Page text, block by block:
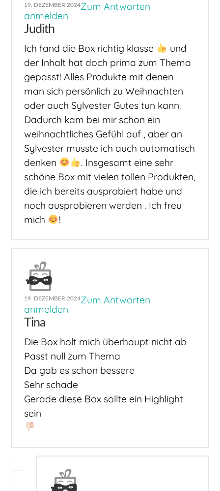
19. DEZEMBER 2024Zum Antworten
anmelden
Judith
Ich fand die Box richtig klasse
und
der Inhalt hat doch prima zum Thema
gepasst! Alles Produkte mit denen
man sich persönlich zu Weihnachten
oder auch Sylvester Gutes tun kann.
Dadurch kam bei mir schon ein
weihnachtliches Gefühl auf , aber an
Sylvester musste ich auch automatisch
denken
. Insgesamt eine sehr
schöne Box mit vielen tollen Produkten,
die ich bereits ausprobiert habe und
noch ausprobieren werden . Ich freu
mich
!
19. DEZEMBER 2024Zum Antworten
anmelden
Tina
Die Box holt mich überhaupt nicht ab
Passt null zum Thema
Da gab es schon bessere
Sehr schade
Gerade diese Box sollte ein Highlight
sein